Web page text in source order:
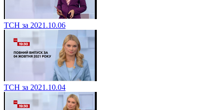
ТСН за 2021.10.06
ТСН за 2021.10.04